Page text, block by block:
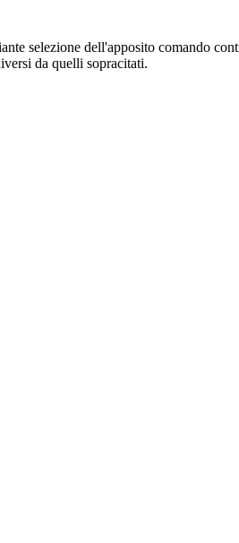
selezione dell'apposito comando
da quelli sopracitati.